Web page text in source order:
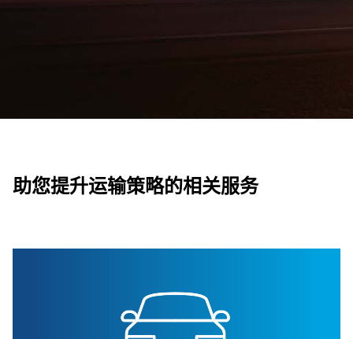
助您提升运输策略的相关服务